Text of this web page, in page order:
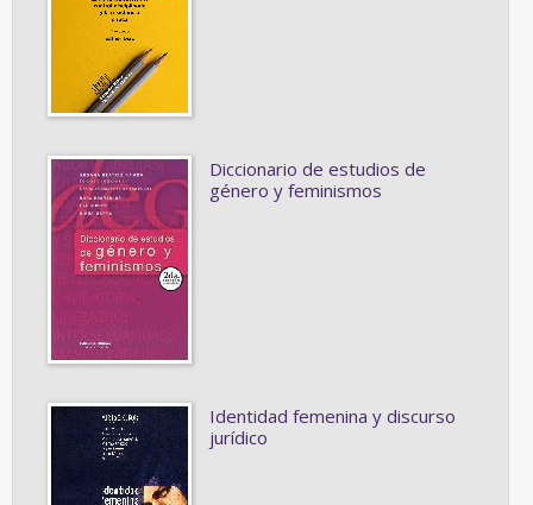
Diccionario de estudios de
género y feminismos
Identidad femenina y discurso
jurídico